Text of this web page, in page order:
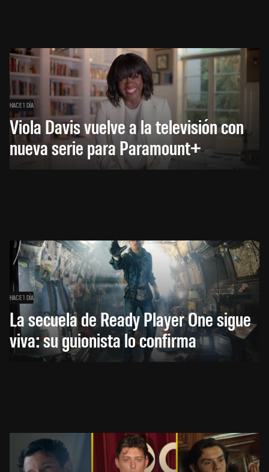
HACE 1 DÍA
Viola Davis vuelve a la televisión con
nueva serie para Paramount+
HACE 1 DÍA
La secuela de Ready Player One sigue
viva: su guionista lo confirma